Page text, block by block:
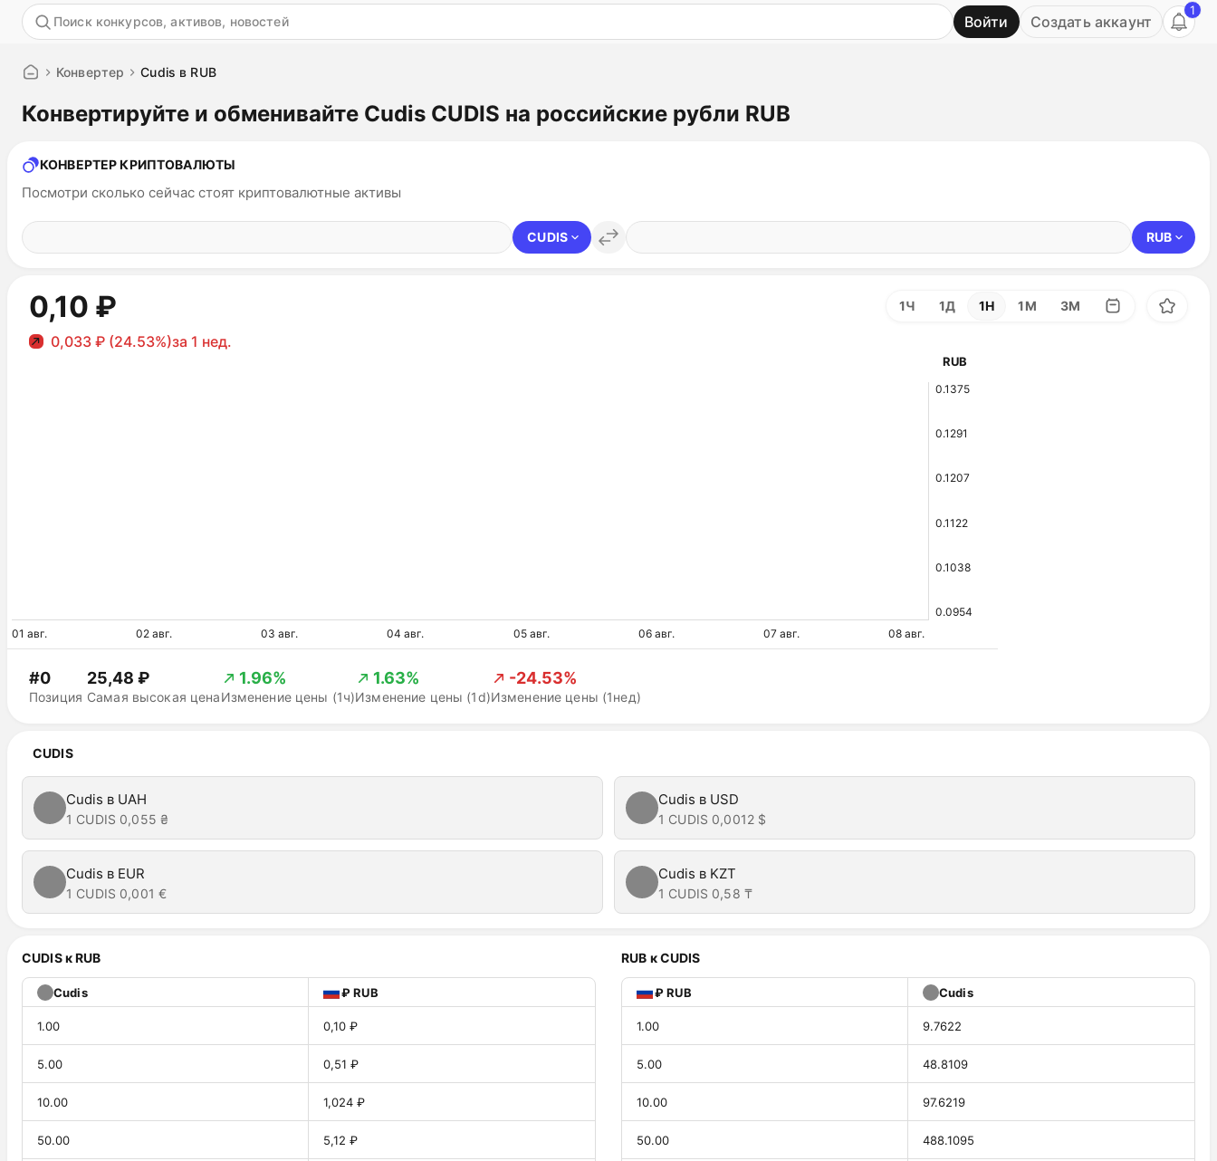
Войти Создать аккаунт
1
Конвертер Cudis в RUB
Конвертируйте и обменивайте Cudis CUDIS на российские рубли RUB
КОНВЕРТЕР КРИПТОВАЛЮТЫ
Посмотри сколько сейчас стоят криптовалютные активы
CUDIS RUB
0,10 ₽
0,033 ₽ (24.53%)за 1 нед.
1Ч 1Д 1Н 1М 3М
01 авг. 02 авг. 03 авг. 04 авг. 05 авг. 06 авг. 07 авг. 08 авг.
RUB
0.1375
0.1291
0.1207
0.1122
0.1038
0.0954
Позиция
#0
Самая высокая цена
25,48 ₽
Изменение цены (1ч)
1.96%
Изменение цены (1d)
1.63%
Изменение цены (1нед)
-24.53%
CUDIS
Cudis в UAH
1 CUDIS 0,055 ₴
Cudis в USD
1 CUDIS 0,0012 $
Cudis в EUR
1 CUDIS 0,001 €
Cudis в KZT
1 CUDIS 0,58 ₸
CUDIS к RUB
Cudis ₽ RUB
1.00 0,10 ₽
5.00 0,51 ₽
10.00 1,024 ₽
50.00 5,12 ₽
RUB к CUDIS
₽ RUB Cudis
1.00 9.7622
5.00 48.8109
10.00 97.6219
50.00 488.1095